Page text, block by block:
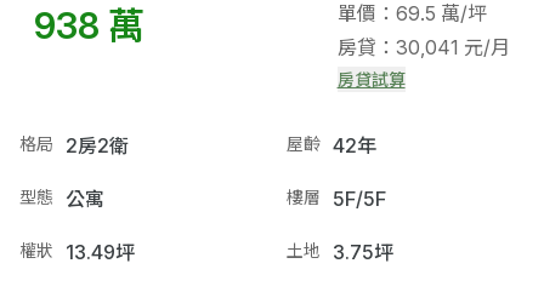
938 萬
單價：69.5 萬/坪
房貸：30,041 元/月
房貸試算
格局 2房2衛 屋齡 42年
型態 公寓 樓層 5F/5F
權狀 13.49坪 土地 3.75坪